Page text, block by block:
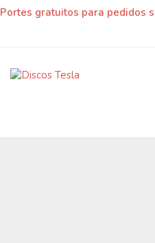
Portes gratuitos para pedidos